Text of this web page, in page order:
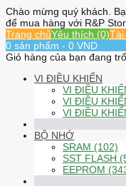
Chào mừng quý khách.
để mua hàng với R&P
Trang chủYêu thích (0)Tài
0 sản phẩm - 0 VND
Giỏ hàng của bạn đang
VI ĐIỀU KHIỂN
VI ĐIỀU
VI ĐIỀU
VI ĐIỀU
BỘ NHỚ
SRAM (102)
SST FLASH
EEPROM